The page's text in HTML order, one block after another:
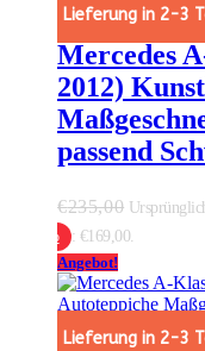
Lieferung in 2-3
Mercedes
2012)
passend
€235,00
ist: €169,00.
Angebot!
Lieferung in 2-3